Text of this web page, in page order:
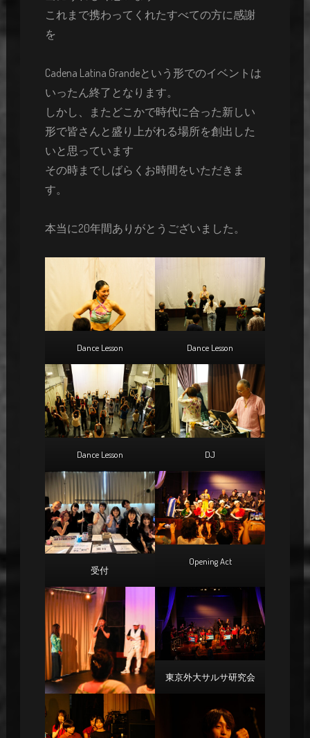
これまで携わってくれたすべての方に感謝
を
Cadena Latina Grandeという形でのイベントは
いったん終了となります。
しかし、またどこかで時代に合った新しい
形で皆さんと盛り上がれる場所を創出した
いと思っています
その時までしばらくお時間をいただきま
す。
本当に20年間ありがとうございました。
Dance Lesson Dance Lesson
Dance Lesson DJ
受付
Opening Act
東京外大サルサ研究会